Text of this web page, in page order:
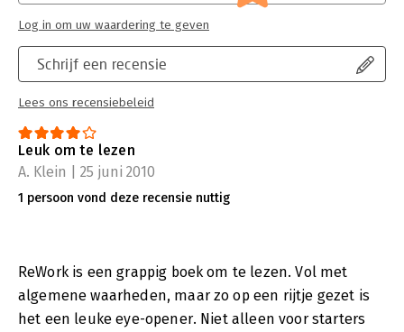
Schrijf een recensie
Lees ons recensiebeleid
Log in om uw waardering te geven
Leuk om te lezen
A. Klein | 25 juni 2010
1 persoon vond deze recensie nuttig
ReWork is een grappig boek om te lezen. Vol met
algemene waarheden, maar zo op een rijtje gezet is
het een leuke eye-opener. Niet alleen voor starters